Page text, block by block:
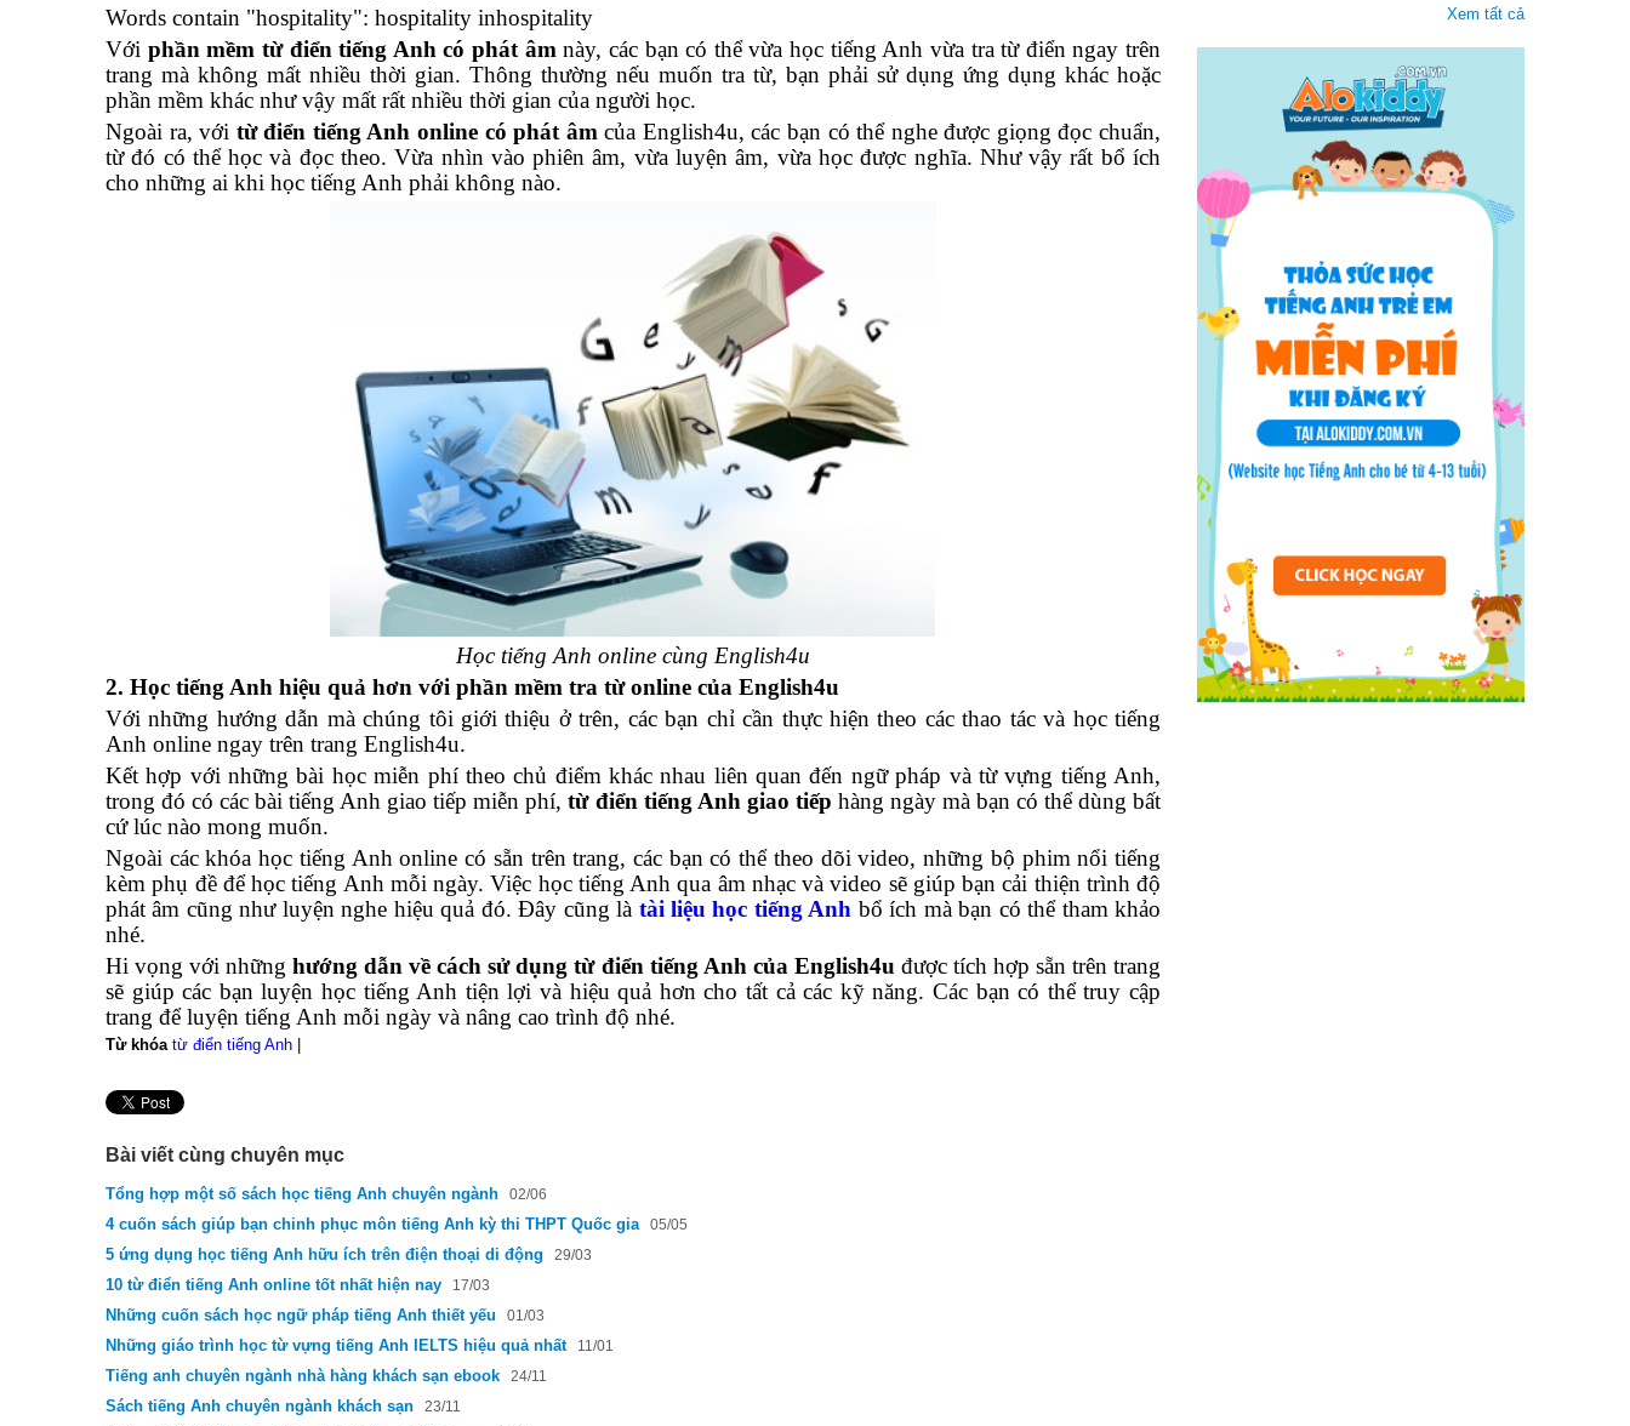
Xem tất cả
Words contain "hospitality": hospitality inhospitality
Với phần mềm từ điển tiếng Anh có phát âm này, các bạn có thể vừa học tiếng Anh vừa tra từ điển ngay trên
trang mà không mất nhiều thời gian. Thông thường nếu muốn tra từ, bạn phải sử dụng ứng dụng khác hoặc
phần mềm khác như vậy mất rất nhiều thời gian của người học.
Ngoài ra, với từ điển tiếng Anh online có phát âm của English4u, các bạn có thể nghe được giọng đọc chuẩn,
từ đó có thể học và đọc theo. Vừa nhìn vào phiên âm, vừa luyện âm, vừa học được nghĩa. Như vậy rất bổ ích
cho những ai khi học tiếng Anh phải không nào.
Học tiếng Anh online cùng English4u
2. Học tiếng Anh hiệu quả hơn với phần mềm tra từ online của English4u
Với những hướng dẫn mà chúng tôi giới thiệu ở trên, các bạn chỉ cần thực hiện theo các thao tác và học tiếng
Anh online ngay trên trang English4u.
Kết hợp với những bài học miễn phí theo chủ điểm khác nhau liên quan đến ngữ pháp và từ vựng tiếng Anh,
trong đó có các bài tiếng Anh giao tiếp miễn phí,từ điển tiếng Anh giao tiếp hàng ngày mà bạn có thể dùng bất
cứ lúc nào mong muốn.
Ngoài các khóa học tiếng Anh online có sẵn trên trang, các bạn có thể theo dõi video, những bộ phim nổi tiếng
kèm phụ đề để học tiếng Anh mỗi ngày. Việc học tiếng Anh qua âm nhạc và video sẽ giúp bạn cải thiện trình độ
phát âm cũng như luyện nghe hiệu quả đó. Đây cũng là tài liệu học tiếng Anh bổ ích mà bạn có thể tham khảo
nhé.
Hi vọng với nhữnghướng dẫn về cách sử dụng từ điển tiếng Anh của English4u được tích hợp sẵn trên trang
sẽ giúp các bạn luyện học tiếng Anh tiện lợi và hiệu quả hơn cho tất cả các kỹ năng. Các bạn có thể truy cập
trang để luyện tiếng Anh mỗi ngày và nâng cao trình độ nhé.
Từ khóa từ điển tiếng Anh
Bài viết cùng chuyên mục
Tổng hợp một số sách học tiếng Anh chuyên ngành 02/06
4 cuốn sách giúp bạn chinh phục môn tiếng Anh kỳ thi THPT Quốc gia 05/05
5 ứng dụng học tiếng Anh hữu ích trên điện thoại di động 29/03
10 từ điển tiếng Anh online tốt nhất hiện nay 17/03
Những cuốn sách học ngữ pháp tiếng Anh thiết yếu 01/03
Những giáo trình học từ vựng tiếng Anh IELTS hiệu quả nhất 11/01
Tiếng anh chuyên ngành nhà hàng khách sạn ebook 24/11
Sách tiếng Anh chuyên ngành khách sạn 23/11